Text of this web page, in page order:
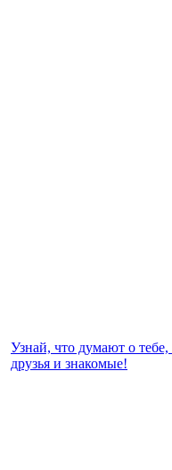
Узнай, что думают о
друзья и знакомые!